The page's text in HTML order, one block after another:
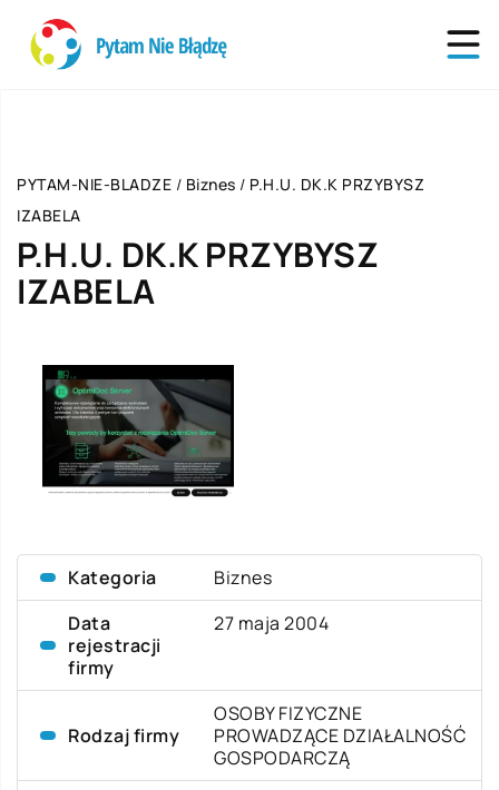
PYTAM-NIE-BLADZE / Biznes / P.H.U. DK.K PRZYBYSZ
IZABELA
P.H.U. DK.K PRZYBYSZ
IZABELA
Kategoria
Biznes
Data
rejestracji
firmy
27 maja 2004
Rodzaj firmy
OSOBY FIZYCZNE
PROWADZĄCE DZIAŁALNOŚĆ
GOSPODARCZĄ